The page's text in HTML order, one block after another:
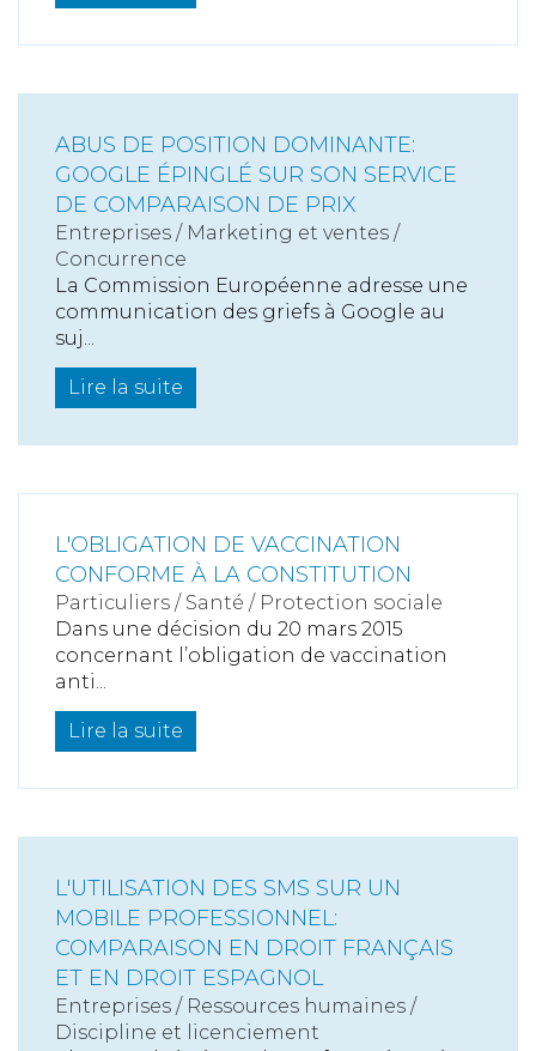
ABUS DE POSITION DOMINANTE:
GOOGLE ÉPINGLÉ SUR SON SERVICE
DE COMPARAISON DE PRIX
Entreprises / Marketing et ventes /
Concurrence
La Commission Européenne adresse une
communication des griefs à Google au
suj...
Lire la suite
L'OBLIGATION DE VACCINATION
CONFORME À LA CONSTITUTION
Particuliers / Santé / Protection sociale
Dans une décision du 20 mars 2015
concernant l’obligation de vaccination
anti...
Lire la suite
L'UTILISATION DES SMS SUR UN
MOBILE PROFESSIONNEL:
COMPARAISON EN DROIT FRANÇAIS
ET EN DROIT ESPAGNOL
Entreprises / Ressources humaines /
Discipline et licenciement